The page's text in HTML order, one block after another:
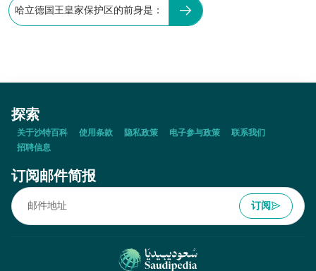
哈立德国王皇家保护区的前身是：
探索
关于沙特百科 使用条款 隐私政策 电子参与政策
联系我们
招聘信息
订阅邮件简报
订阅